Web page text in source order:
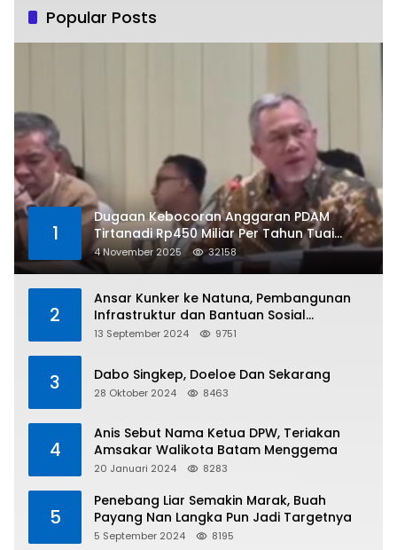
Popular Posts
1
Dugaan Kebocoran Anggaran PDAM
Tirtanadi Rp450 Miliar Per Tahun Tuai
Kritikan
4 November 2025 32158
2
Ansar Kunker ke Natuna, Pembangunan
Infrastruktur dan Bantuan Sosial
Direalisasikan Hingga Pulau Tiga
13 September 2024 9751
3 Dabo Singkep, Doeloe Dan Sekarang
28 Oktober 2024 8463
4
Anis Sebut Nama Ketua DPW, Teriakan
Amsakar Walikota Batam Menggema
20 Januari 2024 8283
5
Penebang Liar Semakin Marak, Buah
Payang Nan Langka Pun Jadi Targetnya
5 September 2024 8195